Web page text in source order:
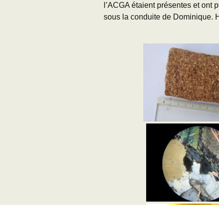
l’ACGA étaient présentes et ont
sous la conduite de Dominique.